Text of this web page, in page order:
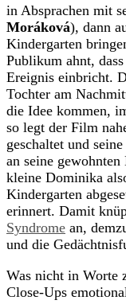
in Absprachen mit
Moráková), dann
Kindergarten
Publikum ahnt,
Ereignis einbricht.
Tochter am
die Idee kommen,
so legt der Film
geschaltet und
an seine
kleine Dominika
Kindergarten
erinnert. Damit
Syndrome an,
und die
Was nicht in Worte
Close-Ups